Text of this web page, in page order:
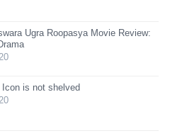
Ugra Roopasya Movie Review:
Icon is not shelved